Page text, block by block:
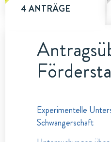
4 ANTRÄGE
Experimentelle
Schwangerschaft